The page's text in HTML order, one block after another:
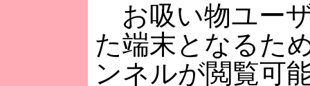
お吸い物ユー
た端末となるた
ンネルが閲覧可